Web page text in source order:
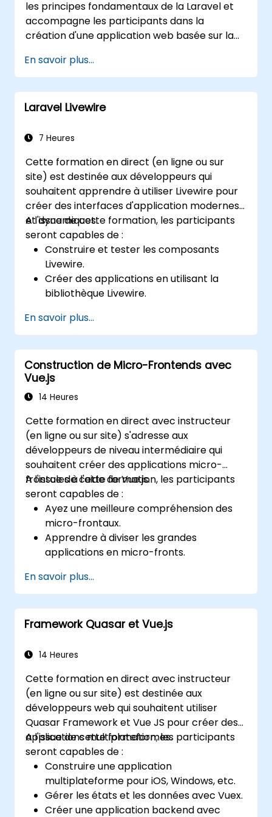
les principes fondamentaux de la Laravel et
accompagne les participants dans la
création d'une application web basée sur la
En savoir plus...
Laravel Livewire
7 Heures
Cette formation en direct (en ligne ou sur
site) est destinée aux développeurs qui
souhaitent apprendre à utiliser Livewire pour
créer des interfaces d'application modernes
et dynamiques.
A l'issue de cette formation, les participants
seront capables de :
Construire et tester les composants
Livewire.
Créer des applications en utilisant la
bibliothèque Livewire.
PHP.
En savoir plus...
Construction de Micro-Frontends avec
Vue.js
14 Heures
Cette formation en direct avec instructeur
(en ligne ou sur site) s'adresse aux
développeurs de niveau intermédiaire qui
souhaitent créer des applications micro-
frontales à l'aide de Vue.js.
A l'issue de cette formation, les participants
seront capables de :
Ayez une meilleure compréhension des
micro-frontaux.
Apprendre à diviser les grandes
applications en micro-fronts.
utilisant différentes approches.
Construire des applications micro-
frontales avec Vue.js.
En savoir plus...
Framework Quasar et Vue.js
14 Heures
Cette formation en direct avec instructeur
(en ligne ou sur site) est destinée aux
développeurs web qui souhaitent utiliser
Quasar Framework et Vue JS pour créer des
applications multiplateformes.
A l'issue de cette formation, les participants
seront capables de :
Construire une application
multiplateforme pour iOS, Windows, etc.
Gérer les états et les données avec Vuex.
Créer une application backend avec